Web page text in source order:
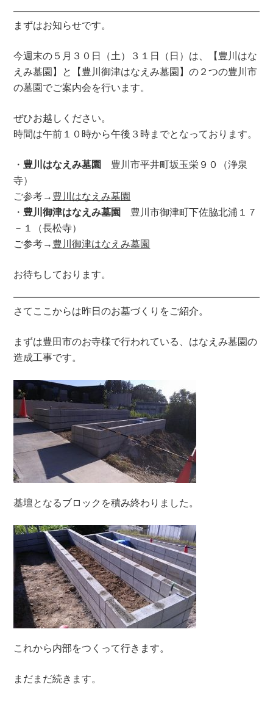
まずはお知らせです。
今週末の５月３０日（土）３１日（日）は、【豊川はな
えみ墓園】と【豊川御津はなえみ墓園】の２つの豊川市
の墓園でご案内会を行います。
ぜひお越しください。
時間は午前１０時から午後３時までとなっております。
・ 豊川はなえみ墓園 豊川市平井町坂玉栄９０（浄泉
寺）
ご参考→ 豊川はなえみ墓園
・ 豊川御津はなえみ墓園 豊川市御津町下佐脇北浦１７
－１（長松寺）
ご参考→ 豊川御津はなえみ墓園
お待ちしております。
さてここからは昨日のお墓づくりをご紹介。
まずは豊田市のお寺様で行われている、はなえみ墓園の
造成工事です。
基壇となるブロックを積み終わりました。
これから内部をつくって行きます。
まだまだ続きます。